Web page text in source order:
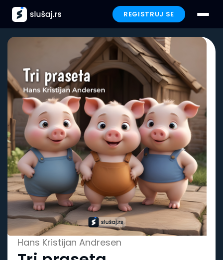
REGISTRUJ SE
Paketi
Preporučeno
Funkcionalnosti
Iskustva
Poklon
FAQ
Spisak knjiga
Hans Kristijan Andresen